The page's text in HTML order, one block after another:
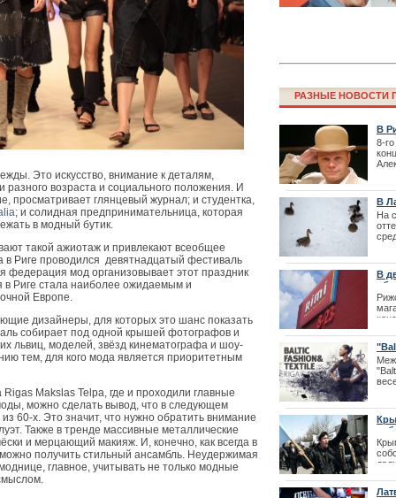
Это искусство, внимание к деталям,
возраста и социального положения. И
просматривает глянцевый журнал; и студентка,
; и солидная предпринимательница, которая
в модный бутик.
такой ажиотаж и привлекают всеобщее
Риге проводился девятнадцатый фестиваль
федерация мод организовывает этот праздник
в Риге стала наиболее ожидаемым и
Европе.
дизайнеры, для которых это шанс показать
собирает под одной крышей фотографов и
львиц, моделей, звёзд кинематографа и шоу-
тем, для кого мода является приоритетным
Makslas Telpa, где и проходили главные
можно сделать вывод, что в следующем
60-х. Это значит, что нужно обратить внимание
Также в тренде массивные металлические
и мерцающий макияж. И, конечно, как всегда в
получить стильный ансамбль. Неудержимая
главное, учитывать не только модные
Фестиваль
перенесен
Как получить
Престо
РАЗНЫЕ НОВОСТИ
В
8-
В
На
В
|